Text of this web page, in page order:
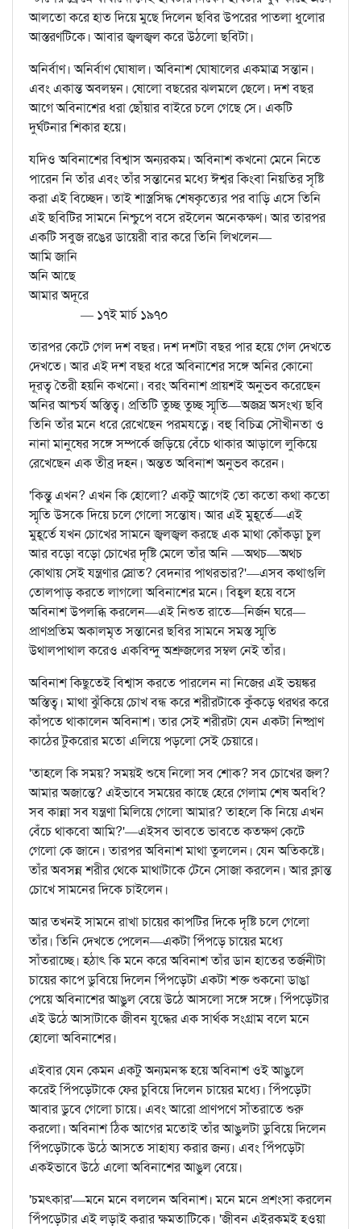
আলতো করে হাত দিয়ে মুছে দিলেন ছবির উপরের পাতলা ধুলোর
আস্তরণটিকে। আবার জ্বলজ্বল করে উঠলো ছবিটা।
অনির্বাণ। অনির্বাণ ঘোষাল। অবিনাশ ঘোষালের একমাত্র সন্তান।
এবং একান্ত অবলম্বন। ষোলো বছরের ঝলমলে ছেলে। দশ বছর
আগে অবিনাশের ধরা ছোঁয়ার বাইরে চলে গেছে সে। একটি
দুর্ঘটনার শিকার হয়ে।
যদিও অবিনাশের বিশ্বাস অন্যরকম। অবিনাশ কখনো মেনে নিতে
পারেন নি তাঁর এবং তাঁর সন্তানের মধ্যে ঈশ্বর কিংবা নিয়তির সৃষ্টি
করা এই বিচ্ছেদ। তাই শাস্ত্রসিদ্ধ শেষকৃত্যের পর বাড়ি এসে তিনি
এই ছবিটির সামনে নিশ্চুপে বসে রইলেন অনেকক্ষণ। আর তারপর
একটি সবুজ রঙের ডায়েরী বার করে তিনি লিখলেন—
আমি জানি
অনি আছে
আমার অদূরে
— ১৭ই মার্চ ১৯৭০
তারপর কেটে গেল দশ বছর। দশ দশটা বছর পার হয়ে গেল দেখতে
দেখতে। আর এই দশ বছর ধরে অবিনাশের সঙ্গে অনির কোনো
দূরত্ব তৈরী হয়নি কখনো। বরং অবিনাশ প্রায়শই অনুভব করেছেন
অনির আশ্চর্য অস্তিত্ব। প্রতিটি তুচ্ছ তুচ্ছ স্মৃতি—অজস্র অসংখ্য ছবি
তিনি তাঁর মনে ধরে রেখেছেন পরমযত্নে। বহু বিচিত্র সৌখীনতা ও
নানা মানুষের সঙ্গে সম্পর্কে জড়িয়ে বেঁচে থাকার আড়ালে লুকিয়ে
রেখেছেন এক তীব্র দহন। অন্তত অবিনাশ অনুভব করেন।
'কিন্তু এখন? এখন কি হোলো? একটু আগেই তো কতো কথা কতো
স্মৃতি উসকে দিয়ে চলে গেলো সন্তোষ। আর এই মুহূর্তে—এই
মুহূর্তে যখন চোখের সামনে জ্বলজ্বল করছে এক মাথা কোঁকড়া চুল
আর বড়ো বড়ো চোখের দৃষ্টি মেলে তাঁর অনি —অথচ—অথচ
কোথায় সেই যন্ত্রণার স্রোত? বেদনার পাথরভার?'—এসব কথাগুলি
তোলপাড় করতে লাগলো অবিনাশের মনে। বিহ্বল হয়ে বসে
অবিনাশ উপলব্ধি করলেন—এই নিশুত রাতে—নির্জন ঘরে—
প্রাণপ্রতিম অকালমৃত সন্তানের ছবির সামনে সমস্ত স্মৃতি
উথালপাথাল করেও একবিন্দু অশ্রুজলের সম্বল নেই তাঁর।
অবিনাশ কিছুতেই বিশ্বাস করতে পারলেন না নিজের এই ভয়ঙ্কর
অস্তিত্ব। মাথা ঝুঁকিয়ে চোখ বন্ধ করে শরীরটাকে কুঁকড়ে থরথর করে
কাঁপতে থাকালেন অবিনাশ। তার সেই শরীরটা যেন একটা নিষ্প্রাণ
কাঠের টুকরোর মতো এলিয়ে পড়লো সেই চেয়ারে।
'তাহলে কি সময়? সময়ই শুষে নিলো সব শোক? সব চোখের জল?
আমার অজান্তে? এইভাবে সময়ের কাছে হেরে গেলাম শেষ অবধি?
সব কান্না সব যন্ত্রণা মিলিয়ে গেলো আমার? তাহলে কি নিয়ে এখন
বেঁচে থাকবো আমি?'—এইসব ভাবতে ভাবতে কতক্ষণ কেটে
গেলো কে জানে। তারপর অবিনাশ মাথা তুললেন। যেন অতিকষ্টে।
তাঁর অবসন্ন শরীর থেকে মাথাটাকে টেনে সোজা করলেন। আর ক্লান্ত
চোখে সামনের দিকে চাইলেন।
আর তখনই সামনে রাখা চায়ের কাপটির দিকে দৃষ্টি চলে গেলো
তাঁর। তিনি দেখতে পেলেন—একটা পিঁপড়ে চায়ের মধ্যে
সাঁতরাচ্ছে। হঠাৎ কি মনে করে অবিনাশ তাঁর ডান হাতের তর্জনীটা
চায়ের কাপে ডুবিয়ে দিলেন পিঁপড়েটা একটা শক্ত শুকনো ডাঙা
পেয়ে অবিনাশের আঙুল বেয়ে উঠে আসলো সঙ্গে সঙ্গে। পিঁপড়েটার
এই উঠে আসাটাকে জীবন যুদ্ধের এক সার্থক সংগ্রাম বলে মনে
হোলো অবিনাশের।
এইবার যেন কেমন একটু অন্যমনস্ক হয়ে অবিনাশ ওই আঙুলে
করেই পিঁপড়েটাকে ফের চুবিয়ে দিলেন চায়ের মধ্যে। পিঁপড়েটা
আবার ডুবে গেলো চায়ে। এবং আরো প্রাণপণে সাঁতরাতে শুরু
করলো। অবিনাশ ঠিক আগের মতোই তাঁর আঙুলটা ডুবিয়ে দিলেন
পিঁপড়েটাকে উঠে আসতে সাহায্য করার জন্য। এবং পিঁপড়েটা
একইভাবে উঠে এলো অবিনাশের আঙুল বেয়ে।
'চমৎকার'—মনে মনে বললেন অবিনাশ। মনে মনে প্রশংসা করলেন
পিঁপড়েটার এই লড়াই করার ক্ষমতাটিকে। 'জীবন এইরকমই হওয়া